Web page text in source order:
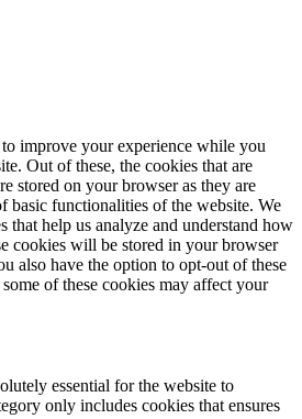
improve your experience while you
Out of these, the cookies that are
stored on your browser as they are
basic functionalities of the website. We
that help us analyze and understand how
cookies will be stored in your browser
also have the option to opt-out of these
of these cookies may affect your
essential for the website to
only includes cookies that ensures